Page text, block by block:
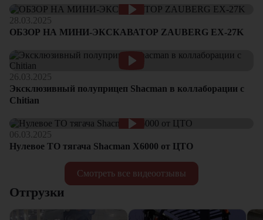
Смотреть все видеоотзывы
28.03.2025
ОБЗОР НА МИНИ-ЭКСКАВАТОР ZAUBERG EX-27K
26.03.2025
Эксклюзивный полуприцеп Shacman в коллаборации с
Chitian
06.03.2025
Нулевое ТО тягача Shacman Х6000 от ЦТО
Отгрузки